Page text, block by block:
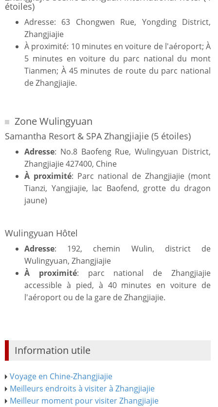
étoiles)
Adresse: 63 Chongwen Rue, Yongding District,
Zhangjiajie
À proximité: 10 minutes en voiture de l'aéroport; À
5 minutes en voiture du parc national du mont
Tianmen; À 45 minutes de route du parc national
de Zhangjiajie.
Zone Wulingyuan
Samantha Resort & SPA Zhangjiajie (5 étoiles)
Adresse: No.8 Baofeng Rue, Wulingyuan District,
Zhangjiajie 427400, Chine
À proximité: Parc national de Zhangjiajie (mont
Tianzi, Yangjiajie, lac Baofend, grotte du dragon
jaune)
Wulingyuan Hôtel
Adresse: 192, chemin Wulin, district de
Wulingyuan, Zhangjiajie
À proximité: parc national de Zhangjiajie
accessible à pied, à 40 minutes en voiture de
l'aéroport ou de la gare de Zhangjiajie.
Information utile
Voyage en Chine-Zhangjiajie
Meilleurs endroits à visiter à Zhangjiajie
Meilleur moment pour visiter Zhangjiajie